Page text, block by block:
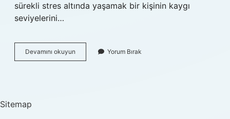
sürekli stres altında yaşamak bir kişinin kaygı
seviyelerini…
Devamını okuyun
Kalmak
Yorum Bırak
Sitemap